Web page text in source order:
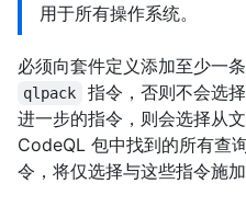
用于所有操作系统。
必须向套件定义添加至少一条
qlpack
指令，否则不会选
进一步的指令，则会选择从
CodeQL 包中找到的所有查
令，将仅选择与这些指令施